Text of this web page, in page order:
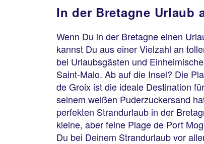
In der Bretagne Urlaub
Wenn Du in der Bretagne einen
kannst Du aus einer Vielzahl an
bei Urlaubsgästen und
Saint-Malo. Ab auf die Insel? Die
de Groix ist die ideale Destination
seinem weißen Puderzuckersand
perfekten Strandurlaub in der
kleine, aber feine Plage de Port
Du bei Deinem Strandurlaub vor